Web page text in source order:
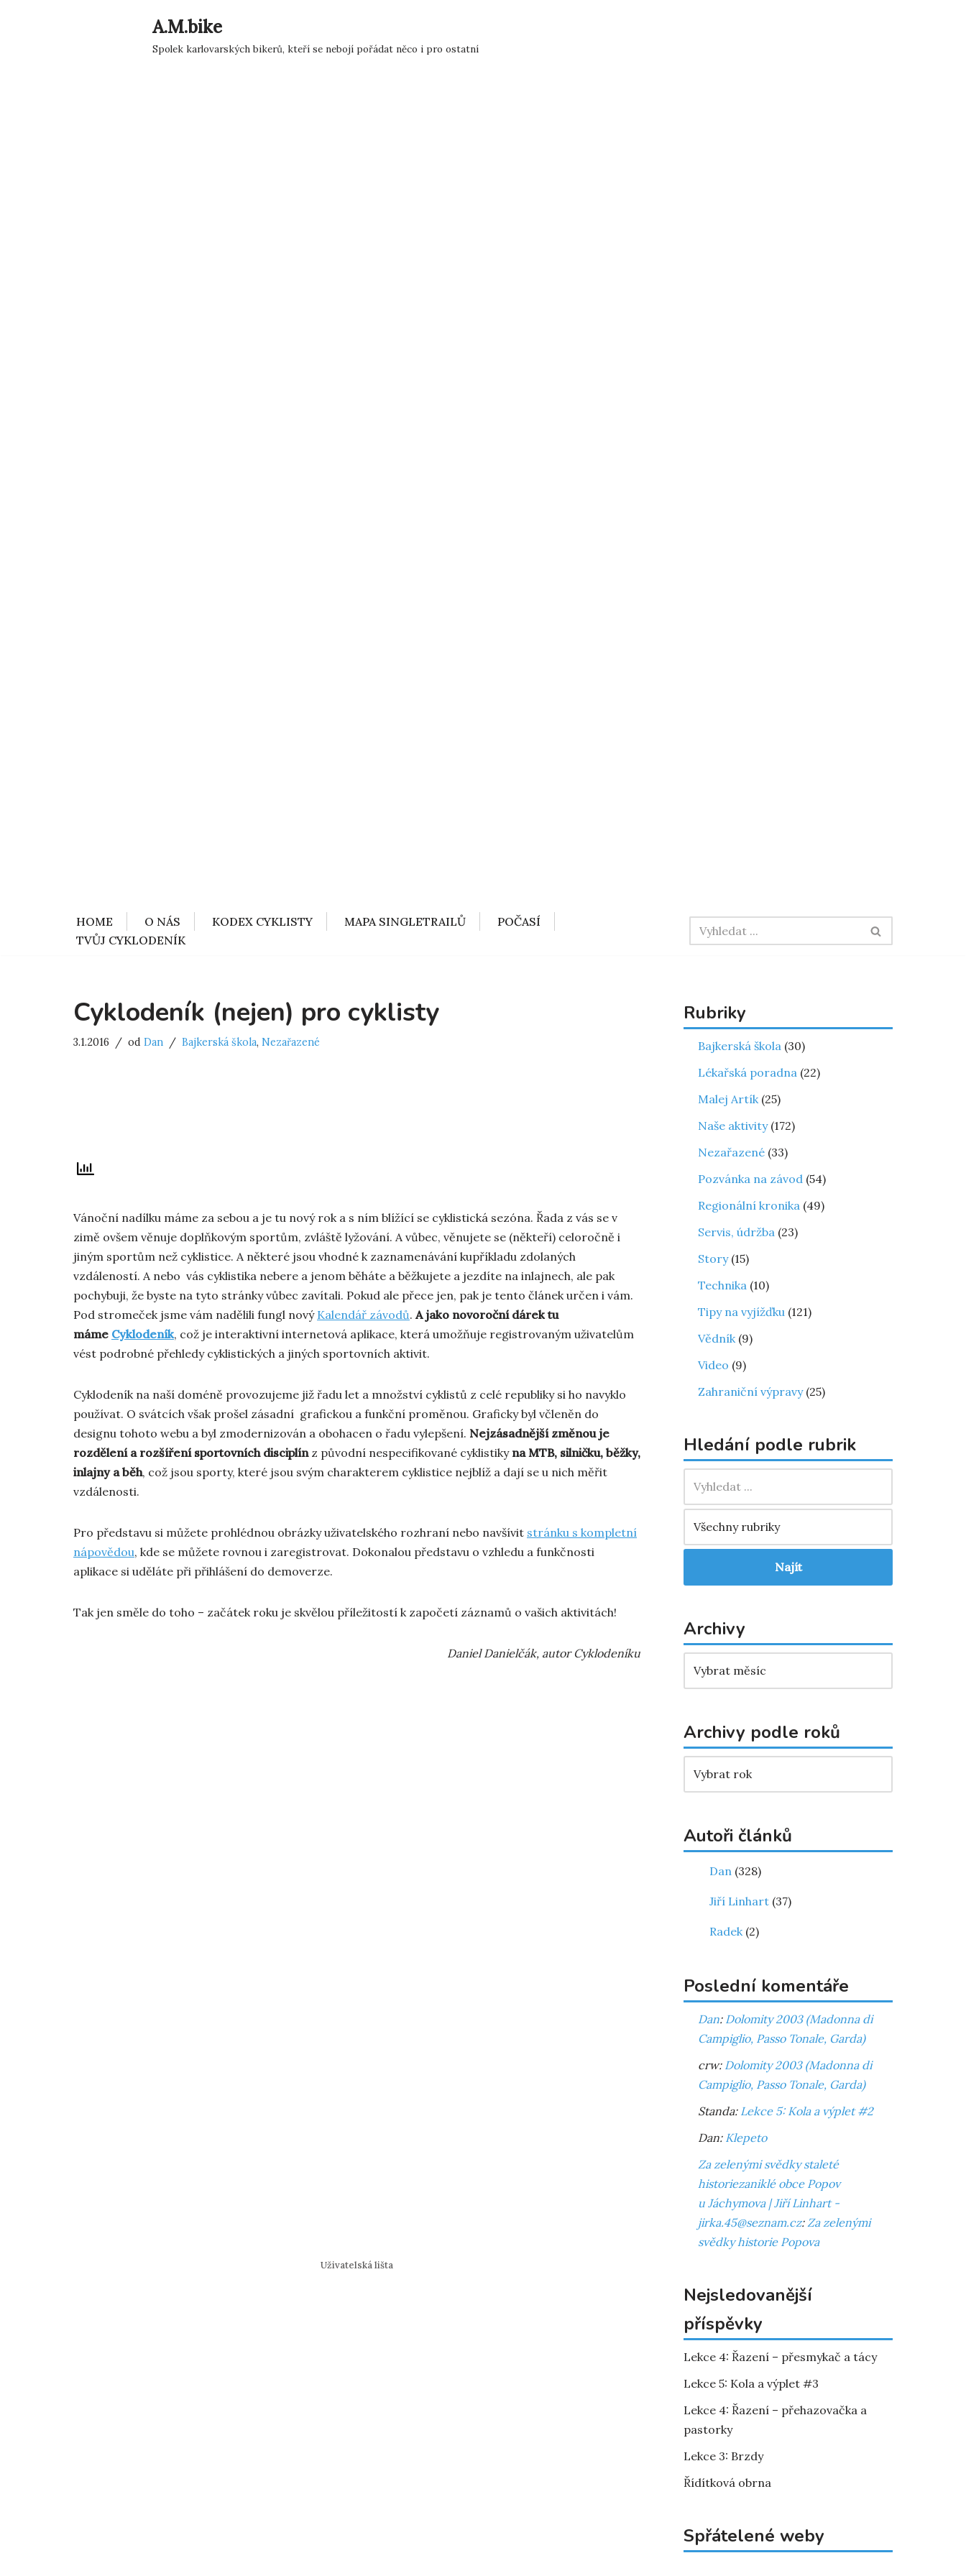
A.M.bike
Spolek karlovarských bikerů, kteří se nebojí pořádat něco i pro ostatní
HOME O NÁS KODEX CYKLISTY MAPA SINGLETRAILŮ
POČASÍ
TVŮJ CYKLODENÍK
Cyklodeník (nejen) pro cyklisty
3.1.2016 od Dan Bajkerská škola, Nezařazené
Vánoční nadílku máme za sebou a je tu nový rok a s ním blížící se cyklistická sezóna. Řada z vás se v
zimě ovšem věnuje doplňkovým sportům, zvláště lyžování. A vůbec, věnujete se (někteří) celoročně i
jiným sportům než cyklistice. A některé jsou vhodné k zaznamenávání kupříkladu zdolaných
vzdáleností. A nebo vás cyklistika nebere a jenom běháte a běžkujete a jezdíte na inlajnech, ale pak
pochybuji, že byste na tyto stránky vůbec zavítali. Pokud ale přece jen, pak je tento článek určen i vám.
Pod stromeček jsme vám nadělili fungl nový Kalendář závodů. A jako novoroční dárek tu
máme Cyklodeník, což je interaktivní internetová aplikace, která umožňuje registrovaným uživatelům
vést podrobné přehledy cyklistických a jiných sportovních aktivit.
Cyklodeník na naší doméně provozujeme již řadu let a množství cyklistů z celé republiky si ho navyklo
používat. O svátcích však prošel zásadní grafickou a funkční proměnou. Graficky byl včleněn do
designu tohoto webu a byl zmodernizován a obohacen o řadu vylepšení. Nejzásadnější změnou je
rozdělení a rozšíření sportovních disciplínz původní nespecifikované cyklistikyna MTB, silničku, běžky,
inlajny a běh, což jsou sporty, které jsou svým charakterem cyklistice nejblíž a dají se u nich měřit
vzdálenosti.
Pro představu si můžete prohlédnou obrázky uživatelského rozhraní nebo navšívit stránku s kompletní
nápovědou, kde se můžete rovnou i zaregistrovat. Dokonalou představu o vzhledu a funkčnosti
aplikace si uděláte při přihlášení do demoverze.
Tak jen směle do toho – začátek roku je skvělou příležitostí k započetí záznamů o vašich aktivitách!
Daniel Danielčák, autor Cyklodeníku
Uživatelská lišta
Rubriky
Bajkerská škola (30)
Lékařská poradna (22)
Malej Artík(25)
Naše aktivity(172)
Nezařazené (33)
Pozvánka na závod (54)
Regionální kronika (49)
Servis, údržba (23)
Story(15)
Technika (10)
Tipy na vyjížďku (121)
Vědník(9)
Video (9)
Zahraniční výpravy(25)
Hledání podle rubrik
Archivy
Archivy podle roků
Autoři článků
Dan (328)
Jiří Linhart (37)
Radek(2)
Poslední komentáře
Dan: Dolomity 2003 (Madonna di
Campiglio, Passo Tonale, Garda)
crw: Dolomity 2003 (Madonna di
Campiglio, Passo Tonale, Garda)
Standa: Lekce 5: Kola a výplet #2
Dan: Klepeto
Za zelenými svědky staleté
historiezaniklé obce Popov
u Jáchymova | Jiří Linhart -
jirka.45@seznam.cz:Za zelenými
svědky historie Popova
Nejsledovanější
příspěvky
Lekce 4: Řazení – přesmykač a tácy
Lekce 5: Kola a výplet #3
Lekce 4: Řazení – přehazovačka a
pastorky
Lekce 3: Brzdy
Řídítková obrna
Spřátelené weby